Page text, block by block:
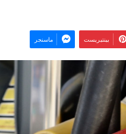
بينتيريست ماسنجر